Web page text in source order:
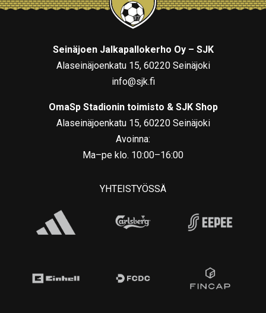
Seinäjoen Jalkapallokerho Oy – SJK
Alaseinäjoenkatu 15, 60220 Seinäjoki
info@sjk.fi
OmaSp Stadionin toimisto & SJK Shop
Alaseinäjoenkatu 15, 60220 Seinäjoki
Avoinna:
Ma–pe klo. 10:00–16:00
YHTEISTYÖSSÄ